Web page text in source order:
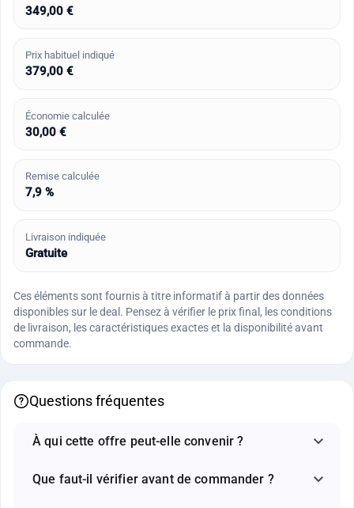
349,00 €
Prix habituel indiqué
379,00 €
Économie calculée
30,00 €
Remise calculée
7,9 %
Livraison indiquée
Gratuite
Ces éléments sont fournis à titre informatif à partir des données
disponibles sur le deal. Pensez à vérifier le prix final, les conditions
de livraison, les caractéristiques exactes et la disponibilité avant
commande.
Questions fréquentes
À qui cette offre peut-elle convenir ?
Que faut-il vérifier avant de commander ?